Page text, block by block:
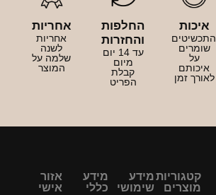
איכות
התכשיטים
שומרים
על
איכותם
לאורך זמן
החלפות
והחזרות
עד 14 יום
מיום
קבלת
הפריט
אחריות
אחריות
לשנה
שלמה על
המוצר
קטגוריות
מוצרים
מידע
שימושי
מידע
כללי
אזור
אישי